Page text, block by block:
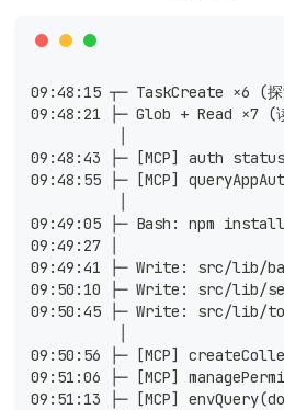
09:48:15 ┬─ TaskCreate ×6 (探
09:48:21 ├─ Glob + Read ×7 (读
09:48:43 ├─ [MCP] auth
09:48:55 ├─ [MCP]
09:49:05 ├─ Bash: npm
09:49:27 │
09:49:41 ├─ Write: src/lib/
09:50:10 ├─ Write: src/lib/
09:50:45 ├─ Write: src/lib/
09:50:56 ├─ [MCP]
09:51:06 ├─ [MCP]
09:51:13 ├─ [MCP]